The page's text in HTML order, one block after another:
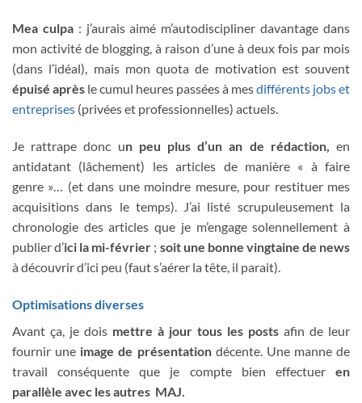
Mea culpa: j’aurais aimé m’autodiscipliner davantage dans
mon activité de blogging, à raison d’une à deux fois par mois
(dans l’idéal), mais mon quota de motivation est souvent
épuisé après le cumul heures passées à mesdifférents jobs et
entreprises (privées et professionnelles) actuels.
Je rattrape donc un peu plus d’un an de rédaction, en
antidatant (lâchement) les articles de manière « à faire
genre »… (et dans une moindre mesure, pour restituer mes
acquisitions dans le temps). J’ai listé scrupuleusement la
chronologie des articles que je m’engage solennellement à
publier d’ici la mi-février ; soit une bonne vingtaine de news
à découvrir d’ici peu (faut s’aérer la tête, il parait).
Optimisations diverses
Avant ça, je dois mettre à jour tous les posts afin de leur
fournir une image de présentationdécente. Une manne de
travail conséquente que je compte bien effectuer en
parallèle avec les autres MAJ.